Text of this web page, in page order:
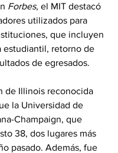
Forbes, el MIT destacó
utilizados para
que incluyen
estudiantil, retorno de
de egresados.
de Illinois reconocida
la Universidad de
Champaign, que
38, dos lugares más
pasado. Además, fue